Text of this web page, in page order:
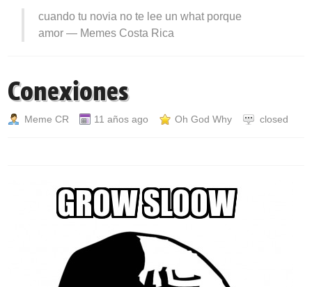
cuando tu novia no te lee un what porque
amor — Memes Costa Rica
Conexiones
Meme CR 11 años ago Oh God Why closed